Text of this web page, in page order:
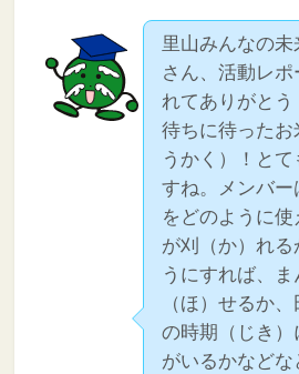
里山みんなの
さん、活動レポ
れてありがとう
待ちに待ったお
うかく）！と
すね。メンバー
をどのように使
が刈（か）れる
うにすれば、
（ほ）せるか
の時期（じき
がいるかなど